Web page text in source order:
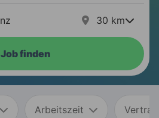
30 km
Job finden
Arbeitszeit